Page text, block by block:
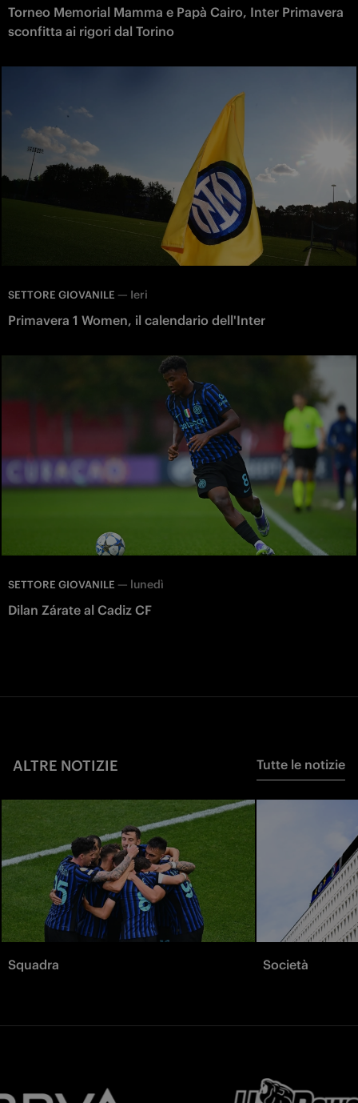
Torneo Memorial Mamma e Papà Cairo, Inter Primavera
sconfitta ai rigori dal Torino
SETTORE GIOVANILE — Ieri
Primavera 1 Women, il calendario dell'Inter
SETTORE GIOVANILE — lunedì
Dilan Zárate al Cadiz CF
ALTRE NOTIZIE Tutte le notizie
Squadra Società